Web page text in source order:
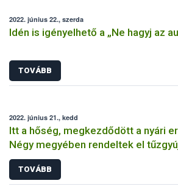
2022. június 22., szerda
TOVÁBB
2022. június 21., kedd
Itt a hőség, megkezdődött a nyári
Négy megyében rendeltek el
TOVÁBB